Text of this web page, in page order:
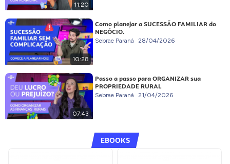
11:20
10:28
Como planejar a SUCESSÃO FAMILIAR do
NEGÓCIO.
Sebrae Paraná 28/04/2026
07:43
Passo a passo para ORGANIZAR sua
PROPRIEDADE RURAL
Sebrae Paraná 21/04/2026
EBOOKS